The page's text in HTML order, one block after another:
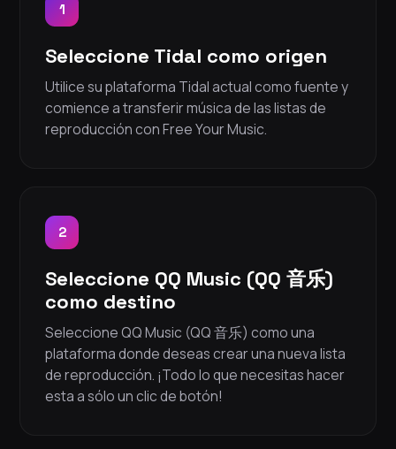
1
Seleccione Tidal como origen
Utilice su plataforma Tidal actual como fuente y
comience a transferir música de las listas de
reproducción con Free Your Music.
2
Seleccione QQ Music (QQ 音乐)
como destino
Seleccione QQ Music (QQ 音乐) como una
plataforma donde deseas crear una nueva lista
de reproducción. ¡Todo lo que necesitas hacer
esta a sólo un clic de botón!